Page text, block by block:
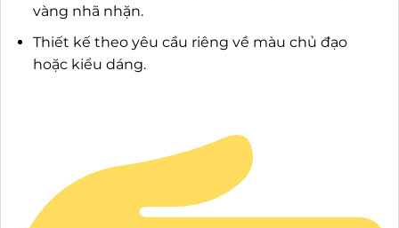
vàng nhã nhặn.
Thiết kế theo yêu cầu riêng về màu chủ đạo
hoặc kiểu dáng.